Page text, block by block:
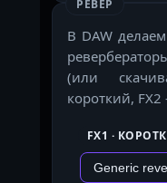
РЕВЕР
В DAW
(или
короткий,
FX1 ·